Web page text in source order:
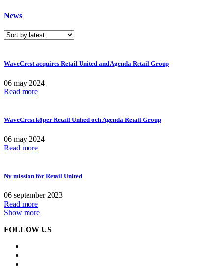
News
WaveCrest acquires Retail United and Agenda Retail Group
06 may 2024
Read more
WaveCrest köper Retail United och Agenda Retail Group
06 may 2024
Read more
Ny mission för Retail United
06 september 2023
Read more
Show more
FOLLOW US